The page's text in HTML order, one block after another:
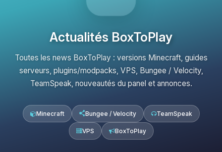
Actualités BoxToPlay
Toutes les news BoxToPlay : versions Minecraft, guides
serveurs, plugins/modpacks, VPS, Bungee / Velocity,
TeamSpeak, nouveautés du panel et annonces.
Minecraft Bungee / Velocity TeamSpeak
VPS BoxToPlay